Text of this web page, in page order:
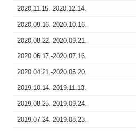
2020.11.15.-2020.12.14.
2020.09.16.-2020.10.16.
2020.08.22.-2020.09.21.
2020.06.17.-2020.07.16.
2020.04.21.-2020.05.20.
2019.10.14.-2019.11.13.
2019.08.25.-2019.09.24.
2019.07.24.-2019.08.23.